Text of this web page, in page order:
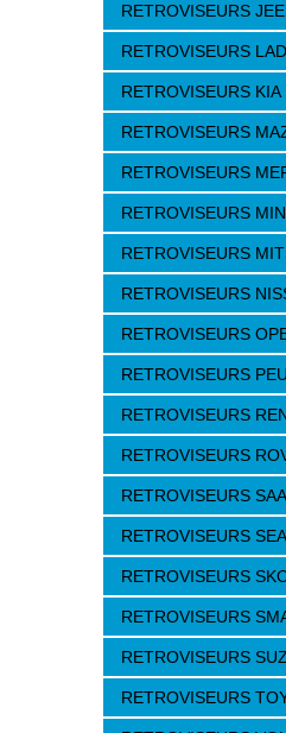
RETROVISEURS
RETROVISEURS
RETROVISEURS KIA
RETROVISEURS
RETROVISEURS
RETROVISEURS
RETROVISEURS
RETROVISEURS
RETROVISEURS
RETROVISEURS
RETROVISEURS
RETROVISEURS
RETROVISEURS
RETROVISEURS
RETROVISEURS
RETROVISEURS
RETROVISEURS
RETROVISEURS